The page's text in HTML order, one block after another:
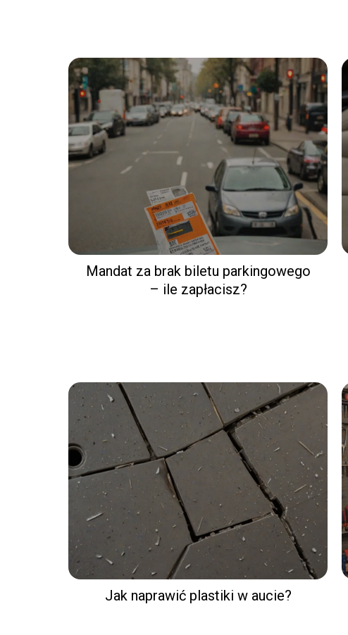
Mandat za brak biletu parkingowego
– ile zapłacisz?
Jak naprawić plastiki w aucie?